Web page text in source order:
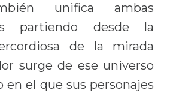
unifica ambas
partiendo desde la
de la mirada
surge de ese universo
en el que sus personajes